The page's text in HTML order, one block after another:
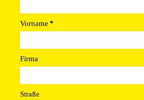
Vorname *
Firma
Straße